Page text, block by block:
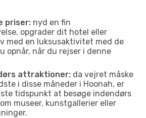
priser: nyd en fin
opgrader dit hotel eller
med en luksusaktivitet med de
opnår, når du rejser i denne
attraktioner: da vejret måske
i disse måneder i Hoonah, er
tidspunkt at besøge indendørs
museer, kunstgallerier eller